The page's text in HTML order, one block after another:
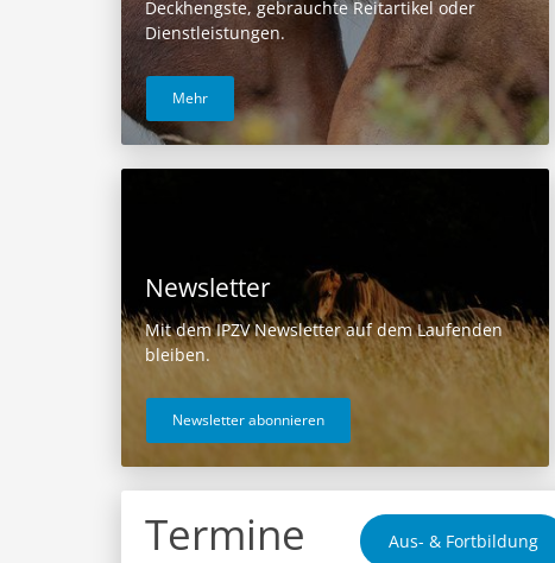
Deckhengste, gebrauchte Reitartikel oder
Dienstleistungen.
Mehr
Newsletter
Mit dem IPZV Newsletter auf dem Laufenden
bleiben.
Newsletter abonnieren
Termine Aus- & Fortbildung